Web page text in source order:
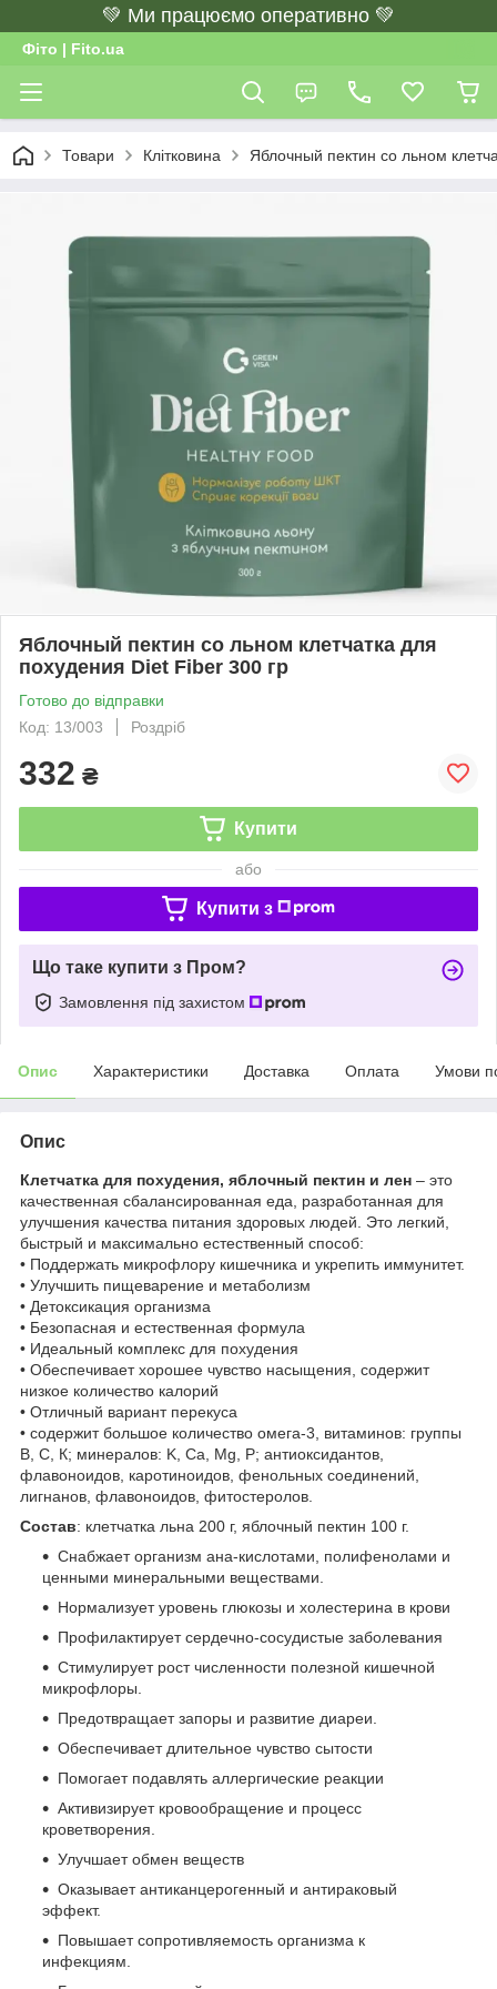
💚 Ми працюємо оперативно 💚
Фіто | Fito.ua
Товари Клітковина Яблочный пектин со льном
Яблочный пектин со льном клетчатка для
похудения Diet Fiber 300 гр
Готово до відправки
Код: 13/003
Роздріб
332 ₴
Купити
або
Купити з
Що таке купити з Пром?
Замовлення під захистом
Опис Характеристики Доставка Оплата Умови
Опис
Клетчатка для похудения, яблочный пектин и лен – это
качественная сбалансированная еда, разработанная для
улучшения качества питания здоровых людей. Это легкий,
быстрый и максимально естественный способ:
• Поддержать микрофлору кишечника и укрепить иммунитет.
• Улучшить пищеварение и метаболизм
• Детоксикация организма
• Безопасная и естественная формула
• Идеальный комплекс для похудения
• Обеспечивает хорошее чувство насыщения, содержит
низкое количество калорий
• Отличный вариант перекуса
• содержит большое количество омега-3, витаминов: группы
В, С, К; минералов: K, Ca, Mg, P; антиоксидантов,
флавоноидов, каротиноидов, фенольных соединений,
лигнанов, флавоноидов, фитостеролов.
Состав: клетчатка льна 200 г, яблочный пектин 100 г.
Снабжает организм ана-кислотами, полифенолами и
ценными минеральными веществами.
Нормализует уровень глюкозы и холестерина в крови
Профилактирует сердечно-сосудистые заболевания
Стимулирует рост численности полезной кишечной
микрофлоры.
Предотвращает запоры и развитие диареи.
Обеспечивает длительное чувство сытости
Помогает подавлять аллергические реакции
Активизирует кровообращение и процесс
кроветворения.
Улучшает обмен веществ
Оказывает антиканцерогенный и антираковый
эффект.
Повышает сопротивляемость организма к
инфекциям.